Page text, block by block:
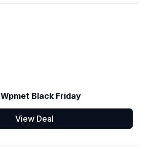
Wpmet Black Friday
View Deal